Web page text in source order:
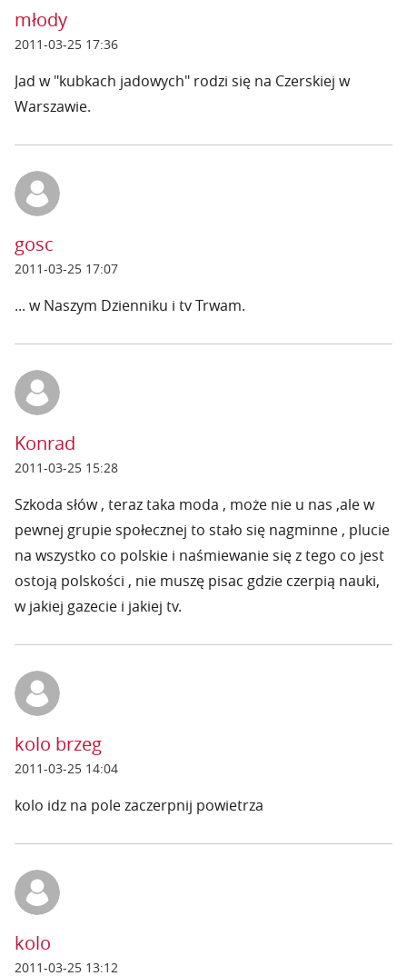
młody
2011-03-25 17:36
Jad w "kubkach jadowych" rodzi się na Czerskiej w
Warszawie.
gosc
2011-03-25 17:07
... w Naszym Dzienniku i tv Trwam.
Konrad
2011-03-25 15:28
Szkoda słów , teraz taka moda , może nie u nas ,ale w
pewnej grupie społecznej to stało się nagminne , plucie
na wszystko co polskie i naśmiewanie się z tego co jest
ostoją polskości , nie muszę pisac gdzie czerpią nauki,
w jakiej gazecie i jakiej tv.
kolo brzeg
2011-03-25 14:04
kolo idz na pole zaczerpnij powietrza
kolo
2011-03-25 13:12